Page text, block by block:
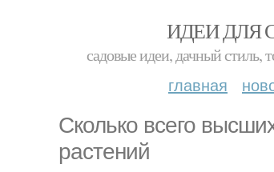
ИДЕИ ДЛЯ
садовые идеи, дачный стиль,
главная
Сколько всего
растений